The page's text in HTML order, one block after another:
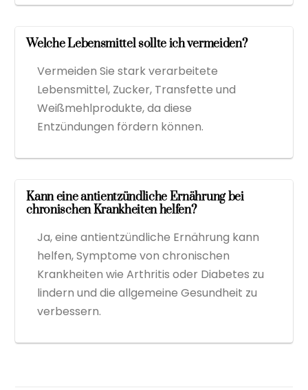
Welche Lebensmittel sollte ich vermeiden?
Vermeiden Sie stark verarbeitete
Lebensmittel, Zucker, Transfette und
Weißmehlprodukte, da diese
Entzündungen fördern können.
Kann eine antientzündliche Ernährung bei
chronischen Krankheiten helfen?
Ja, eine antientzündliche Ernährung kann
helfen, Symptome von chronischen
Krankheiten wie Arthritis oder Diabetes zu
lindern und die allgemeine Gesundheit zu
verbessern.